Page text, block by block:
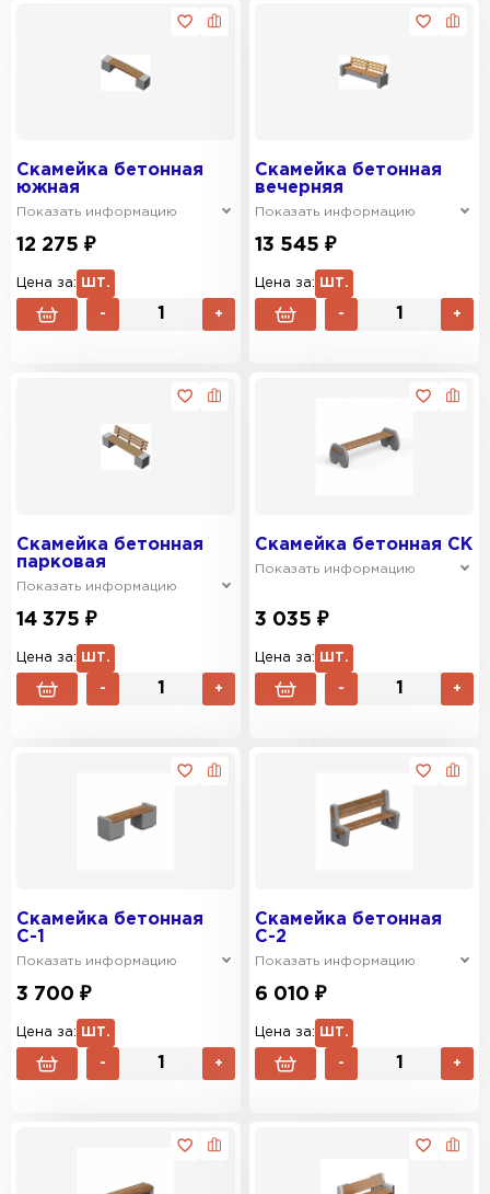
Скамейка бетонная
южная
Показать информацию
12 275 ₽
Цена за: ШТ.
- +
Скамейка бетонная
вечерняя
Показать информацию
13 545 ₽
Цена за: ШТ.
- +
Скамейка бетонная
парковая
Показать информацию
14 375 ₽
Цена за: ШТ.
- +
Скамейка бетонная СК
Показать информацию
3 035 ₽
Цена за: ШТ.
- +
Скамейка бетонная
С-1
Показать информацию
3 700 ₽
Цена за: ШТ.
- +
Скамейка бетонная
С-2
Показать информацию
6 010 ₽
Цена за: ШТ.
- +